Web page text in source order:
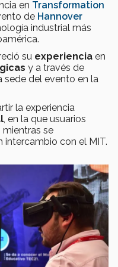
en Transformation
de Hannover
industrial más
su experiencia en
y a través de
sede del evento en la
la experiencia
, en la que usuarios
, mientras se
intercambio con el MIT.